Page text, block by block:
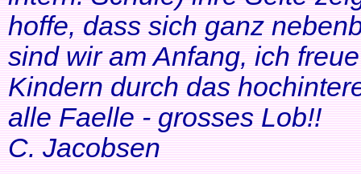
hoffe, dass sich ganz
sind wir am Anfang, ich
Kindern durch das
alle Faelle - grosses Lob!!
C. Jacobsen